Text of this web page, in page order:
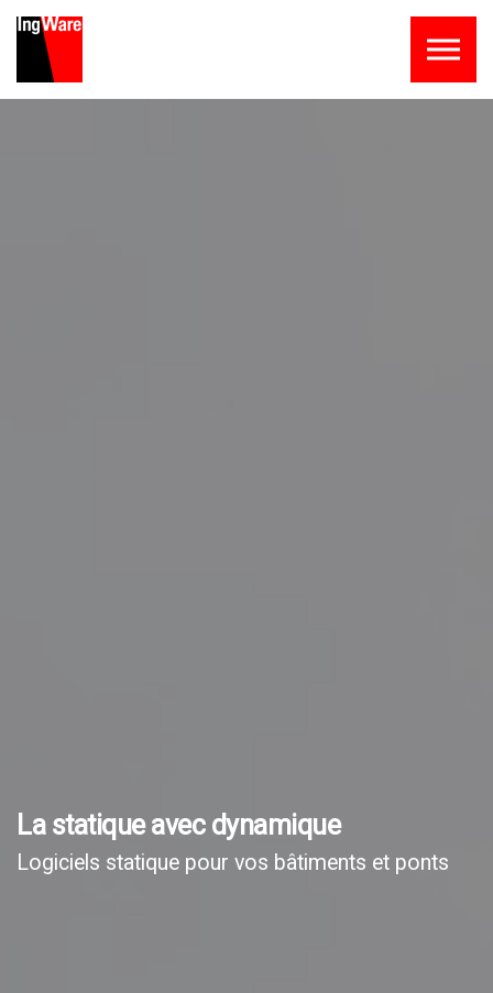
La statique avec dynamique
Logiciels statique pour vos bâtiments et ponts